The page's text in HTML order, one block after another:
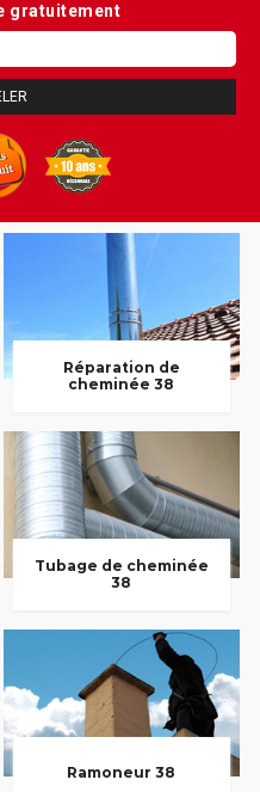
gratuitement
Réparation de
cheminée 38
Tubage de cheminée
38
Ramoneur 38